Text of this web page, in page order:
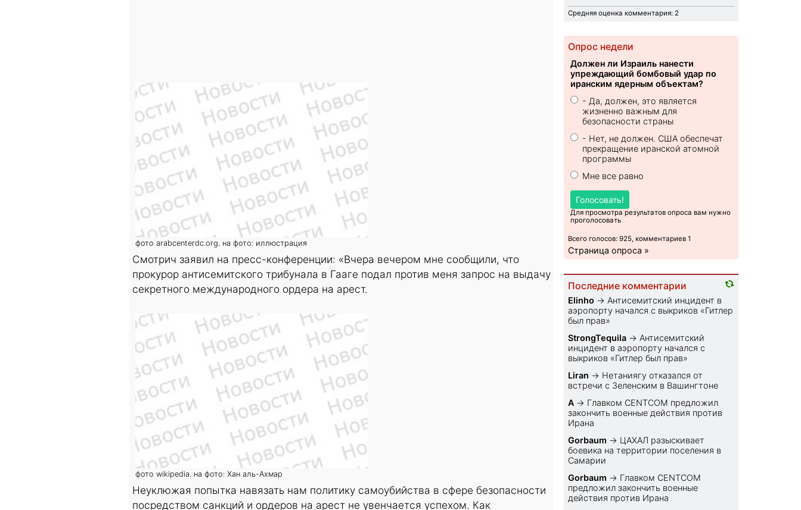
фото arabcenterdc.org. на фото: иллюстрация
Смотрич заявил на пресс-конференции: «Вчера вечером мне сообщили, что
прокурор антисемитского трибунала в Гааге подал против меня запрос на выдачу
секретного международного ордера на арест.
фото wikipedia. на фото: Хан аль-Ахмар
Неуклюжая попытка навязать нам политику самоубийства в сфере безопасности
посредством санкций и ордеров на арест не увенчается успехом. Как
Средняя оценка комментария: 2
Опрос недели
Должен ли Израиль нанести
упреждающий бомбовый удар по
иранским ядерным объектам?
- Да, должен, это является
жизненно важным для
безопасности страны
- Нет, не должен. США обеспечат
прекращение иранской атомной
программы
Мне все равно
Голосовать!
Для просмотра результатов опроса вам нужно
проголосовать
Всего голосов: 925, комментариев 1
Страница опроса »
Последние комментарии
Elinho → Антисемитский инцидент в
аэропорту начался с выкриков «Гитлер
был прав»
StrongTequila → Антисемитский
инцидент в аэропорту начался с
выкриков «Гитлер был прав»
Liran → Нетаниягу отказался от
встречи с Зеленским в Вашингтоне
A → Главком CENTCOM предложил
закончить военные действия против
Ирана
Gorbaum → ЦАХАЛ разыскивает
боевика на территории поселения в
Самарии
Gorbaum → Главком CENTCOM
предложил закончить военные
действия против Ирана